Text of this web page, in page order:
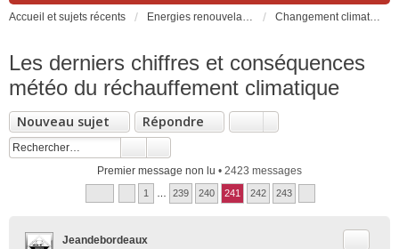
Accueil et sujets récents Energies renouvelables et fossiles, énergie solaire, biocarburants et changement climatique Changement climatique: CO2, réchauffement, effet de serre...
Les derniers chiffres et conséquences
météo du réchauffement climatique
Nouveau sujet Répondre
Premier message non lu • 2423 messages
1 239 240 241 242 243
Jeandebordeaux